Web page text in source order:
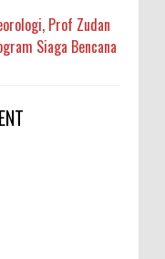
Prof Zudan
Siaga Bencana